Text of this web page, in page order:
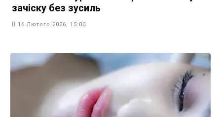
зачіску без зусиль
16 Лютого 2026, 15:00